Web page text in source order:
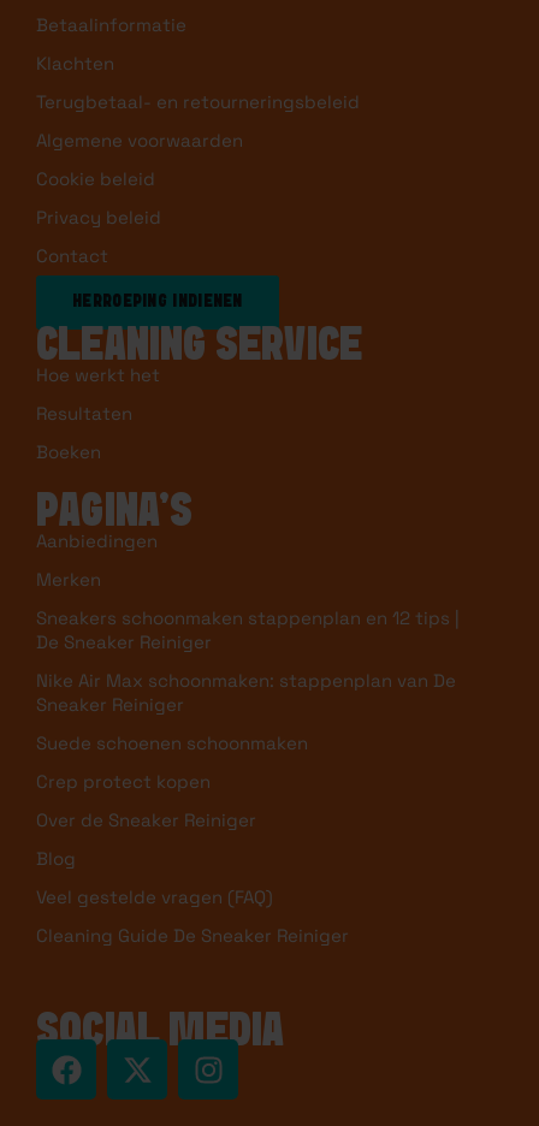
Betaalinformatie
Klachten
Terugbetaal- en retourneringsbeleid
Algemene voorwaarden
Cookie beleid
Privacy beleid
Contact
HERROEPING INDIENEN
CLEANING SERVICE
Hoe werkt het
Resultaten
Boeken
PAGINA’S
Aanbiedingen
Merken
Sneakers schoonmaken stappenplan en 12 tips |
De Sneaker Reiniger
Nike Air Max schoonmaken: stappenplan van De
Sneaker Reiniger
Suede schoenen schoonmaken
Crep protect kopen
Over de Sneaker Reiniger
Blog
Veel gestelde vragen (FAQ)
Cleaning Guide De Sneaker Reiniger
SOCIAL MEDIA